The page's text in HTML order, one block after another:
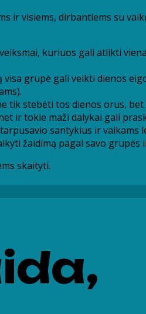
ir visiems, dirbantiems su
kuriuos gali atlikti
visa grupė gali veikti dienos
tik stebėti tos dienos orus,
ir tokie maži dalykai gali
santykius ir vaikams
žaidimą pagal savo
skaityti.